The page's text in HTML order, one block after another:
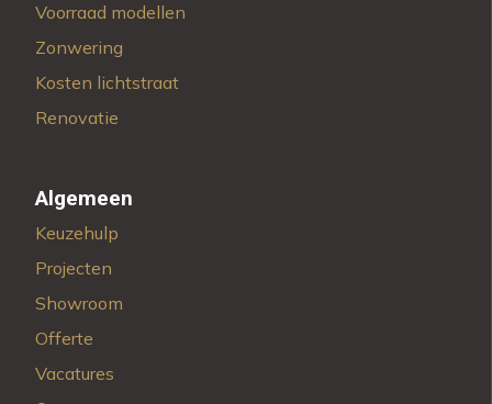
Voorraad modellen
Zonwering
Kosten lichtstraat
Renovatie
Algemeen
Keuzehulp
Projecten
Showroom
Offerte
Vacatures